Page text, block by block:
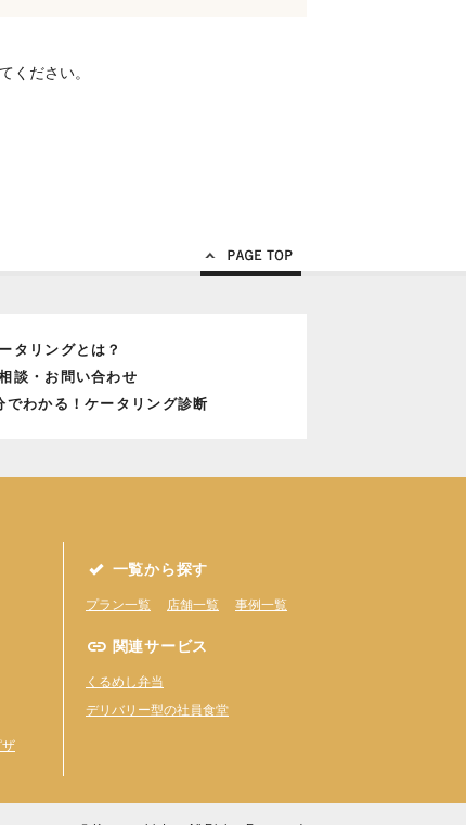
ください。
タリングとは？
談・お問い合わせ
でわかる！ケータリング診断
ザ
一覧から探す
プラン一覧 店舗一覧 事例一覧
関連サービス
くるめし弁当
デリバリー型の社員食堂